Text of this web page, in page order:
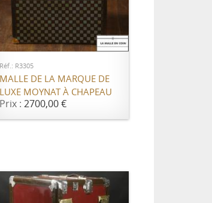
AJOUTER AU PANIER
Réf.: R3305
MALLE DE LA MARQUE DE
LUXE MOYNAT À CHAPEAU
Prix :2700,00 €